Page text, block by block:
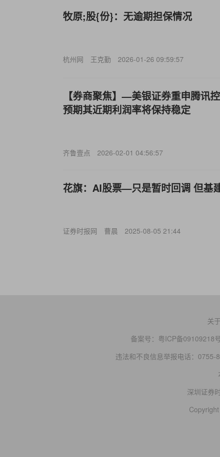
牧原;股{份}：无逾期担保情况
杭州网 王克勤 2026-01-26 09:59:57
【券商聚焦】—美银证券重申腾讯
预期其近期利润率将保持稳定
齐鲁壹点 2026-02-01 04:56:57
花旗：AI股票—只是暂时回调 但基
证券时报网 曹晨 2025-08-05 21:44
关
备案号： 粤ICP备09109218
违法和不良信息举报电话：0755-
深圳证券